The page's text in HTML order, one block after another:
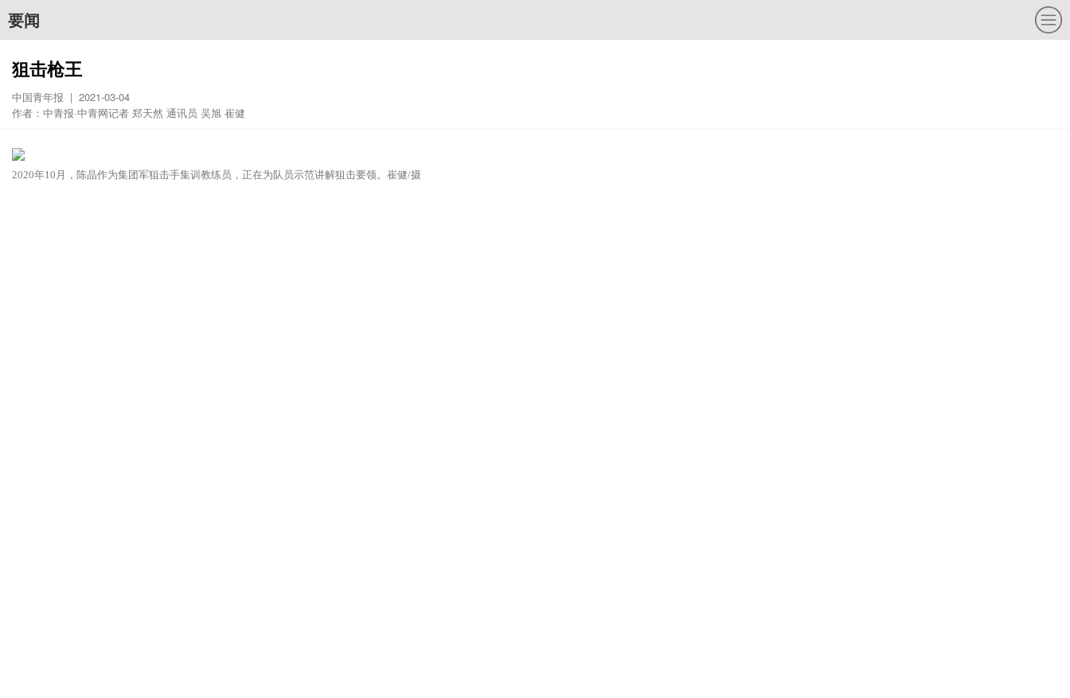
要闻
狙击枪王
中国青年报 | 2021-03-04
作者：中青报·中青网记者 郑天然 通讯员 吴旭 崔健
2020年10月，陈晶作为集团军狙击手集训教练员，正在为队员示范讲解狙击要领。崔健/摄